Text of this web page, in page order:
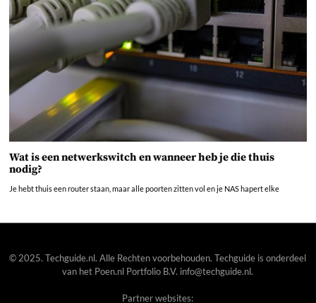
Wat is een netwerkswitch en wanneer heb je die thuis
nodig?
Je hebt thuis een router staan, maar alle poorten zitten vol en je NAS hapert elke
© 2025. Techguide.nl. Alle Rechten voorbehouden. Techguide is onderdeel
van het Poen.nl Portfolio B.V. info@techguide.nl.
Partner websites: